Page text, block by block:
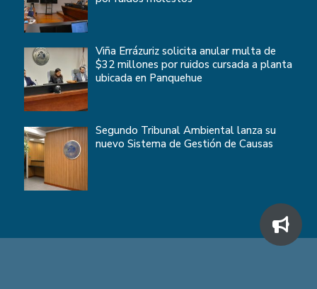
Viña Errázuriz solicita anular multa de
$32 millones por ruidos cursada a planta
ubicada en Panquehue
Segundo Tribunal Ambiental lanza su
nuevo Sistema de Gestión de Causas